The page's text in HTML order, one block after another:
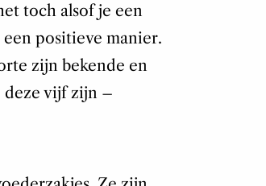
toch alsof je een
positieve manier.
zijn bekende en
deze vijf zijn –